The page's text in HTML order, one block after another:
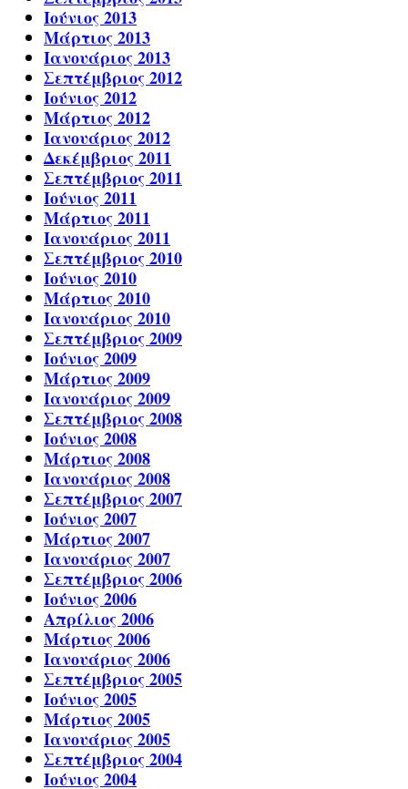
Ιούνιος 2013
Μάρτιος 2013
Ιανουάριος 2013
Σεπτέμβριος 2012
Ιούνιος 2012
Μάρτιος 2012
Ιανουάριος 2012
Δεκέμβριος 2011
Σεπτέμβριος 2011
Ιούνιος 2011
Μάρτιος 2011
Ιανουάριος 2011
Σεπτέμβριος 2010
Ιούνιος 2010
Μάρτιος 2010
Ιανουάριος 2010
Σεπτέμβριος 2009
Ιούνιος 2009
Μάρτιος 2009
Ιανουάριος 2009
Σεπτέμβριος 2008
Ιούνιος 2008
Μάρτιος 2008
Ιανουάριος 2008
Σεπτέμβριος 2007
Ιούνιος 2007
Μάρτιος 2007
Ιανουάριος 2007
Σεπτέμβριος 2006
Ιούνιος 2006
Απρίλιος 2006
Μάρτιος 2006
Ιανουάριος 2006
Σεπτέμβριος 2005
Ιούνιος 2005
Μάρτιος 2005
Ιανουάριος 2005
Σεπτέμβριος 2004
Ιούνιος 2004